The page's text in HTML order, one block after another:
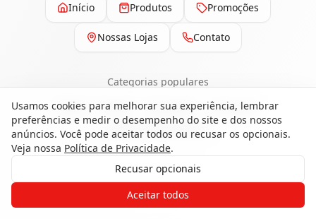
Início Produtos Promoções
Nossas Lojas Contato
Categorias populares
Pisos Portas Esquadrias
Ferragens
Painéis e Revestimentos
Gostaria de receber o contato de um
de nossos especialistas?
Usamos cookies para melhorar sua experiência, lembrar
preferências e medir o desempenho do site e dos nossos
anúncios. Você pode aceitar todos ou recusar os opcionais.
Veja nossa Política de Privacidade.
Recusar opcionais
Aceitar todos